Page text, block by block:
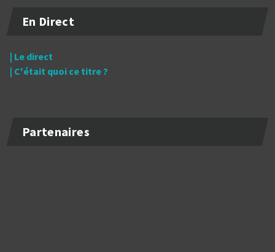
En Direct
| Le direct
| C'était quoi ce titre ?
Partenaires